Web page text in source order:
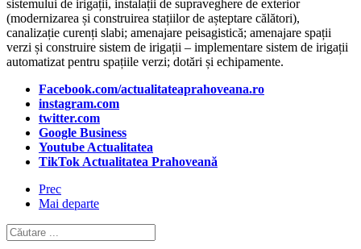
sistemului de irigații, instalații de supraveghere de exterior
(modernizarea și construirea stațiilor de așteptare călători),
canalizație curenți slabi; amenajare peisagistică; amenajare spații
verzi și construire sistem de irigații – implementare sistem de irigații
automatizat pentru spațiile verzi; dotări și echipamente.
Facebook.com/actualitateaprahoveana.ro
instagram.com
twitter.com
Google Business
Youtube Actualitatea
TikTok Actualitatea Prahoveană
Prec
Mai departe